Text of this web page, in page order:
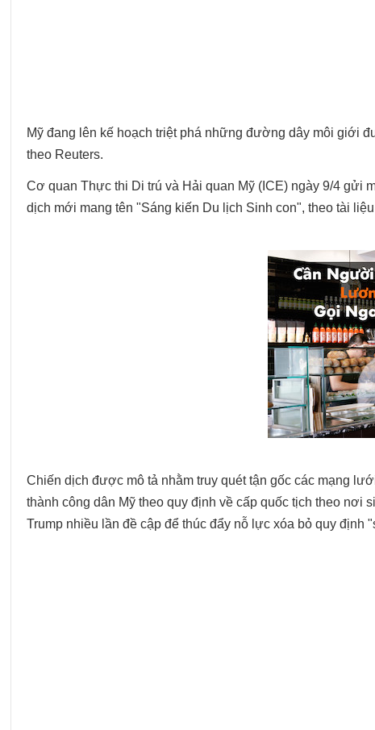
Mỹ đang lên kế hoạch triệt phá những đường dây môi giới
theo Reuters.
Cơ quan Thực thi Di trú và Hải quan Mỹ (ICE) ngày 9/4 gửi
dịch mới mang tên "Sáng kiến Du lịch Sinh con", theo tài
Chiến dịch được mô tả nhằm truy quét tận gốc các mạng
thành công dân Mỹ theo quy định về cấp quốc tịch theo nơi
Trump nhiều lần đề cập để thúc đẩy nỗ lực xóa bỏ quy định